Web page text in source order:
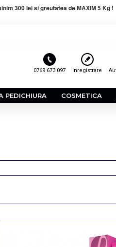
300 lei si greutatea de MAXIM 5 Kg !
0769 673 097 Inregistrare
PEDICHIURA COSMETICA